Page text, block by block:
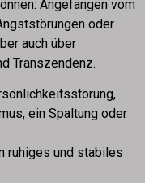
Angefangen vom
oder
auch über
Transzendenz.
ein Spaltung oder
ruhiges und stabiles